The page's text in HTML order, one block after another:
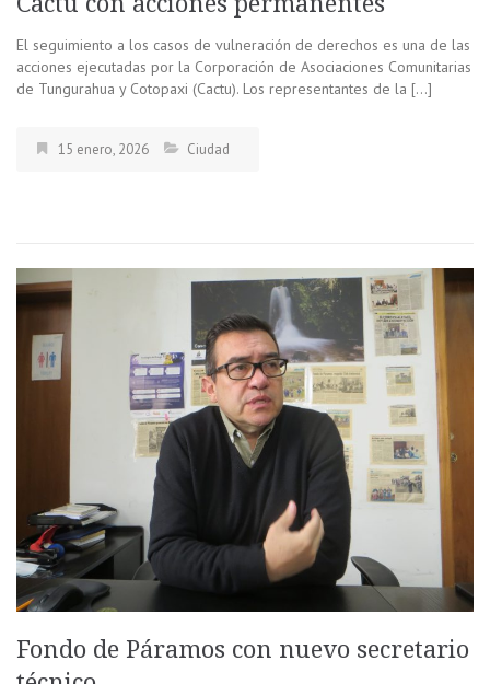
El seguimiento a los casos de vulneración de derechos es una de las
acciones ejecutadas por la Corporación de Asociaciones Comunitarias
de Tungurahua y Cotopaxi (Cactu). Los representantes de la […]
15 enero, 2026 Ciudad
Fondo de Páramos con nuevo secretario